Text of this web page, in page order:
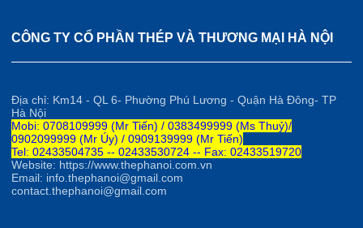
CÔNG TY CỔ PHẦN THÉP VÀ THƯƠNG MẠI HÀ NỘI
Địa chỉ: Km14 - QL 6- Phường Phú Lương - Quận Hà Đông- TP
Hà Nội
Mobi: 0708109999 (Mr Tiến) / 0383499999 (Ms Thuỷ)/
0902099999 (Mr Úy) / 0909139999 (Mr Tiến)
Tel: 02433504735 -- 02433530724 -- Fax: 02433519720
Website: https://www.thephanoi.com.vn
Email: info.thephanoi@gmail.com
contact.thephanoi@gmail.com